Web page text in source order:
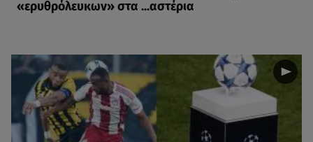
«ερυθρόλευκων» στα ...αστέρια